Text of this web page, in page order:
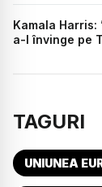
Kamala
a-l învinge pe
TAGURI
UNIUNEA